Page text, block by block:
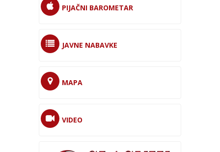
PIJAČNI BAROMETAR
JAVNE NABAVKE
MAPA
VIDEO